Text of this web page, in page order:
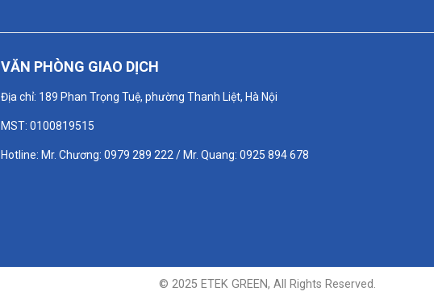
VĂN PHÒNG GIAO DỊCH
Địa chỉ: 189 Phan Trọng Tuệ, phường Thanh Liệt, Hà Nội
MST: 0100819515
Hotline: Mr. Chương: 0979 289 222 / Mr. Quang: 0925 894 678
© 2025 ETEK GREEN, All Rights Reserved.